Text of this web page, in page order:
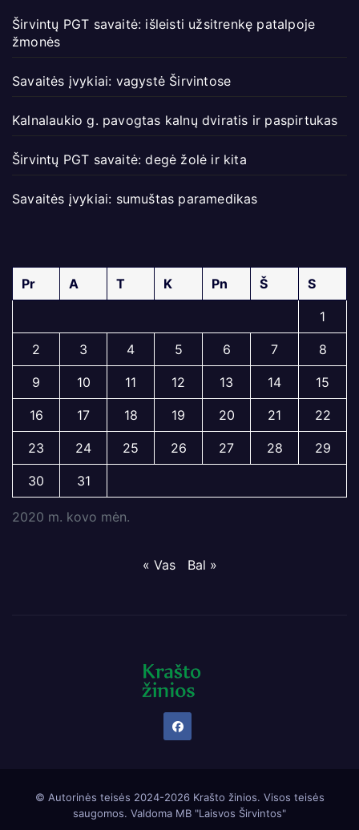
Širvintų PGT savaitė: išleisti užsitrenkę patalpoje
žmonės
Savaitės įvykiai: vagystė Širvintose
Kalnalaukio g. pavogtas kalnų dviratis ir paspirtukas
Širvintų PGT savaitė: degė žolė ir kita
Savaitės įvykiai: sumuštas paramedikas
2020 m. kovo mėn.
Pr A T K Pn Š S
1
2 3 4 5 6 7 8
9 10 11 12 13 14 15
16 17 18 19 20 21 22
23 24 25 26 27 28 29
30 31
« Vas Bal »
© Autorinės teisės 2024-2026 Krašto žinios. Visos teisės
saugomos. Valdoma MB "Laisvos Širvintos"